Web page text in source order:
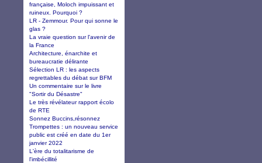
française, Moloch impuissant et
ruineux. Pourquoi ?
LR - Zemmour. Pour qui sonne le
glas ?
La vraie question sur l'avenir de
la France
Architecture, énarchite et
bureaucratie délirante
Sélection LR : les aspects
regrettables du débat sur BFM
Un commentaire sur le livre
"Sortir du Désastre"
Le très révélateur rapport écolo
de RTE
Sonnez Buccins,résonnez
Trompettes : un nouveau service
public est créé en date du 1er
janvier 2022
L'ère du totalitarisme de
l'imbécillité